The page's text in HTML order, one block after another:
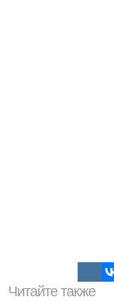
Читайте также